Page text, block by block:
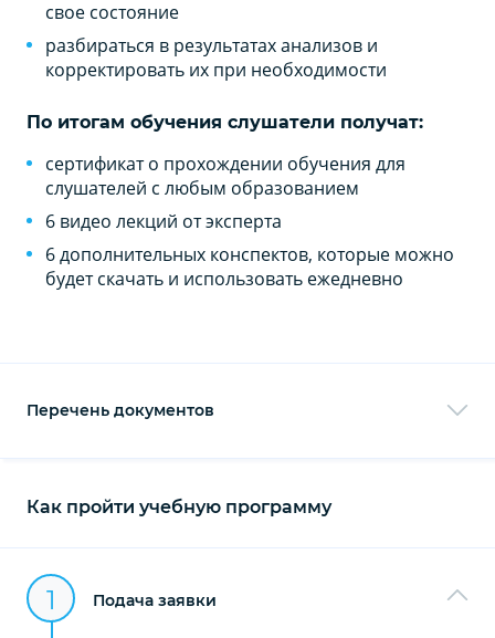
свое состояние
разбираться в результатах анализов и
корректировать их при необходимости
По итогам обучения слушатели получат:
сертификат о прохождении обучения для
слушателей с любым образованием
6 видео лекций от эксперта
6 дополнительных конспектов, которые можно
будет скачать и использовать ежедневно
Перечень документов
Как пройти учебную программу
1 Подача заявки